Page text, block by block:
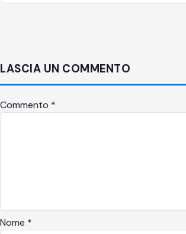
LASCIA UN COMMENTO
Commento *
Nome *